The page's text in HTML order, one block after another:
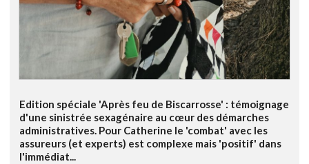
Edition spéciale 'Après feu de Biscarrosse' : témoignage
d'une sinistrée sexagénaire au cœur des démarches
administratives. Pour Catherine le 'combat' avec les
assureurs (et experts) est complexe mais 'positif' dans
l'immédiat...